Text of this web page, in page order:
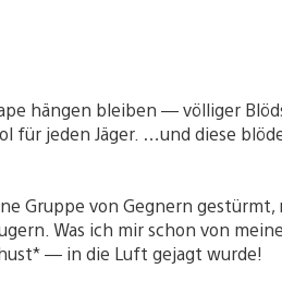
hängen bleiben — völliger
für jeden Jäger. …und diese
Gruppe von Gegnern gestürmt,
Was ich mir schon von
— in die Luft gejagt wurde!